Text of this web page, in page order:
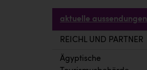
aktuelle aussendungen
REICHL UND PARTNER
Ägyptische